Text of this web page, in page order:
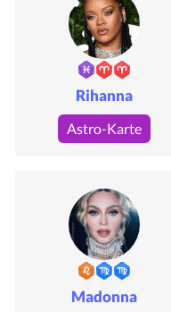
Rihanna
Astro-Karte
Madonna